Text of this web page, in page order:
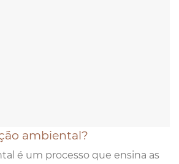
ambiental?
é um processo que ensina as